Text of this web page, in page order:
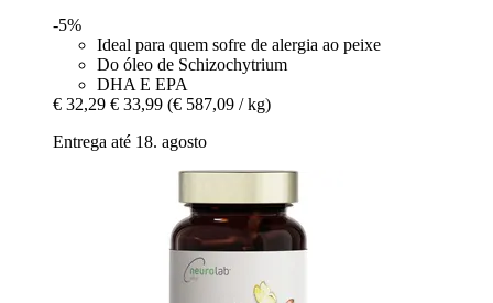
-5%
Ideal para quem sofre de alergia ao peixe
Do óleo de Schizochytrium
DHA E EPA
€ 32,29 € 33,99 (€ 587,09 / kg)
Entrega até 18. agosto